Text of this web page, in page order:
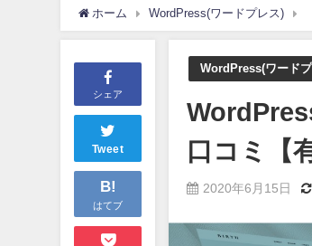
ホーム WordPress(ワードプレス)
シェア
Tweet
B!
はてブ
WordPress(ワード
口コミ【
2020年6月15日